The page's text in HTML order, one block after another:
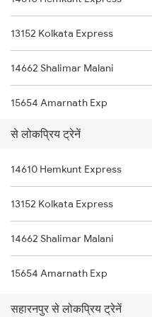
Saharanpur to Jalandhar Trains
13152 Kolkata Express
14662 Shalimar Malani
15654 Amarnath Exp
से लोकप्रिय ट्रेनें
14610 Hemkunt Express
13152 Kolkata Express
14662 Shalimar Malani
15654 Amarnath Exp
सहारनपुर से लोकप्रिय ट्रेनें